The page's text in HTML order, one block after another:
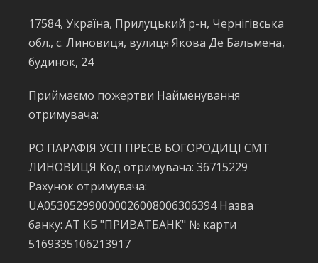
17584, Україна, Прилуцький р-н, Чернігівська
обл., с. Линовиця, вулиця Якова Де Бальмена,
будинок, 24
Приймаємо пожертви Найменування
отримувача:
РО ПАРАФІЯ УСП ПРЕСВ БОГОРОДИЦІ СМТ
ЛИНОВИЦЯ Код отримувача: 36715229
Рахунок отримувача:
UA053052990000026008006306394 Назва
банку: АТ КБ "ПРИВАТБАНК" № карти
5169335106213917